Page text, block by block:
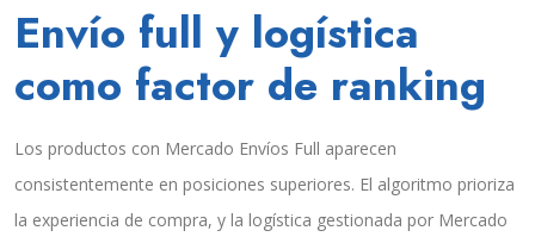
Envío full y logística
como factor de ranking
Los productos con Mercado Envíos Full aparecen
consistentemente en posiciones superiores. El algoritmo prioriza
la experiencia de compra, y la logística gestionada por Mercado